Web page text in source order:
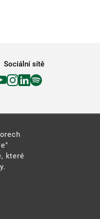
Sociální sítě
které